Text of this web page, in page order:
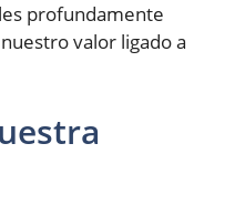
profundamente
valor ligado a